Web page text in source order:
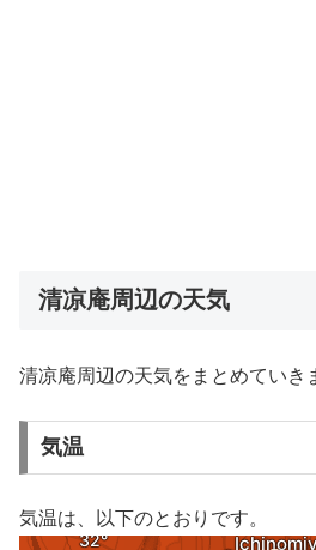
清凉庵周辺の天気
清凉庵周辺の天気をまとめていき
気温
気温は、以下のとおりです。